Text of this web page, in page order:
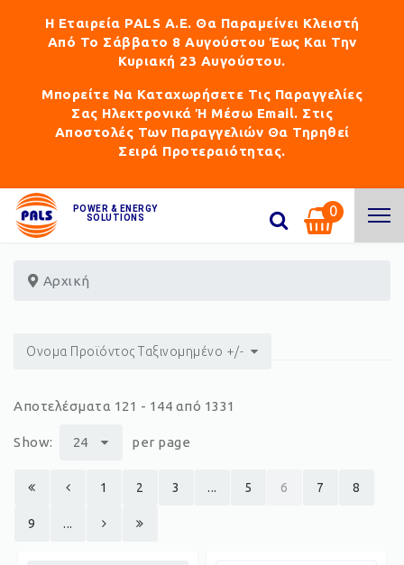
Η Εταιρεία PALS Α.Ε. Θα Παραμείνει Κλειστή
Από Το Σάββατο 8 Αυγούστου Έως Και Την
Κυριακή 23 Αυγούστου.
Μπορείτε Να Καταχωρήσετε Τις Παραγγελίες
Σας Ηλεκτρονικά Ή Μέσω Email. Στις
Αποστολές Των Παραγγελιών Θα Τηρηθεί
Σειρά Προτεραιότητας.
POWER & ENERGY
SOLUTIONS
0
Αρχική
Ονομα Προϊόντος Ταξινομημένο +/-
Αποτελέσματα 121 - 144 από 1331
Show: 24 per page
1 2 3 ... 5 6 7 8
9 ...